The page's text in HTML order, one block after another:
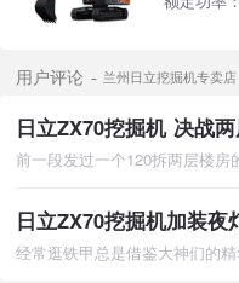
用户评论 兰州日立挖掘机专卖店
日立ZX70挖掘机 决战
日立ZX70挖掘机加装夜